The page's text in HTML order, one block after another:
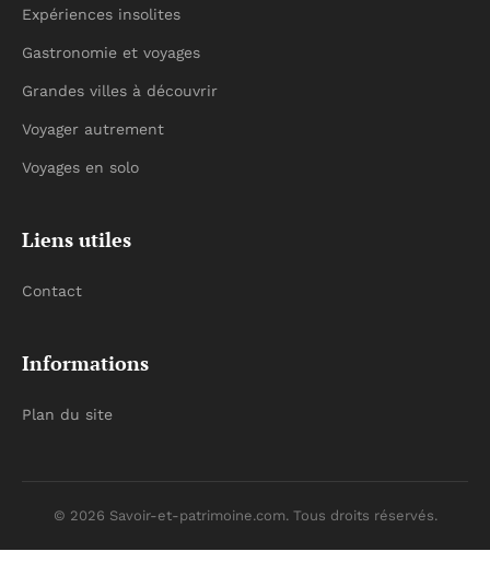
Expériences insolites
Gastronomie et voyages
Grandes villes à découvrir
Voyager autrement
Voyages en solo
Liens utiles
Contact
Informations
Plan du site
© 2026 Savoir-et-patrimoine.com. Tous droits réservés.